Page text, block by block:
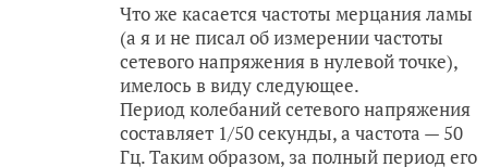
Что же касается частоты мерцания ламы
(а я и не писал об измерении частоты
сетевого напряжения в нулевой точке),
имелось в виду следующее.
Период колебаний сетевого напряжения
составляет 1/50 секунды, а частота — 50
Гц. Таким образом, за полный период его